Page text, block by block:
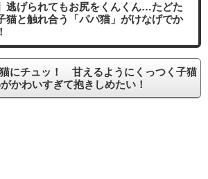
逃げられてもお尻をくんくん…たどた
猫と触れ合う「パパ猫」がけなげでか
にチュッ！ 甘えるようにくっつく子猫
かわいすぎて抱きしめたい！